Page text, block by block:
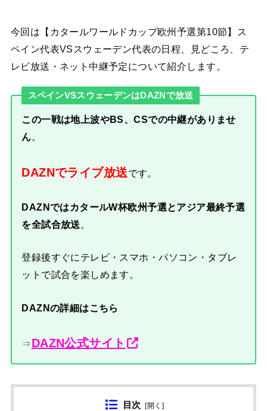
今回は【カタールワールドカップ欧州予選第10節】ス
ペイン代表VSスウェーデン代表の日程、見どころ、テ
レビ放送・ネット中継予定について紹介します。
スペインVSスウェーデンはDAZNで放送
この一戦は地上波やBS、CSでの中継がありませ
ん。
DAZNでライブ放送です。
DAZNではカタールW杯欧州予選とアジア最終予選
を全試合放送 。
登録後すぐにテレビ・スマホ・パソコン・タブレ
ットで試合を楽しめます。
DAZNの詳細はこちら
⇒DAZN公式サイト
目次 [開く ]